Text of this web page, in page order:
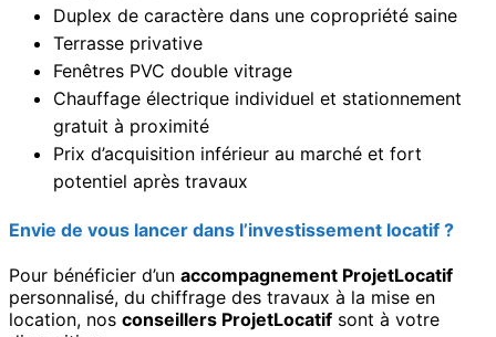
Duplex de caractère dans une copropriété saine
Terrasse privative
Fenêtres PVC double vitrage
Chauffage électrique individuel et stationnement
gratuit à proximité
Prix d’acquisition inférieur au marché et fort
potentiel après travaux
Envie de vous lancer dans l’investissement locatif ?
Pour bénéficier d’un accompagnement ProjetLocatif
personnalisé, du chiffrage des travaux à la mise en
location, nos conseillers ProjetLocatif sont à votre